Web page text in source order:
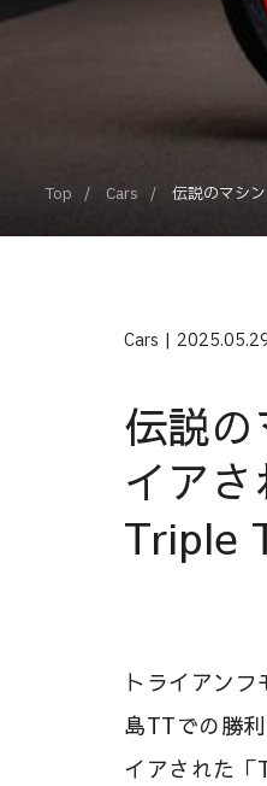
Top Cars 伝説のマシ
Cars
伝説
イア
Triple
トライアン
島TTでの勝
イアされた